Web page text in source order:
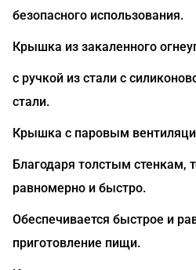
безопасного использования.
Крышка из закаленного
с ручкой из стали с
стали.
Крышка с паровым
Благодаря толстым стенкам,
равномерно и быстро.
Обеспечивается быстрое и
приготовление пищи.